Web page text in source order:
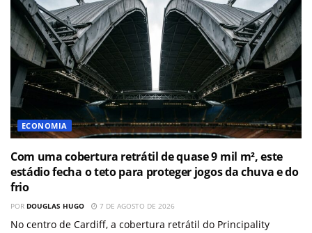
ECONOMIA
Com uma cobertura retrátil de quase 9 mil m², este
estádio fecha o teto para proteger jogos da chuva e do
frio
POR DOUGLAS HUGO 7 DE AGOSTO DE 2026
No centro de Cardiff, a cobertura retrátil do Principality